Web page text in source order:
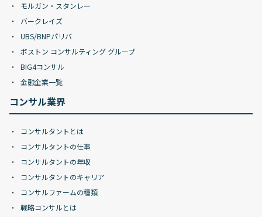
モルガン・スタンレー
バークレイズ
UBS/BNPパリバ
ボストン コンサルティング グループ
BIG4コンサル
金融企業一覧
コンサル業界
コンサルタントとは
コンサルタントの仕事
コンサルタントの年収
コンサルタントのキャリア
コンサルファームの種類
戦略コンサルとは